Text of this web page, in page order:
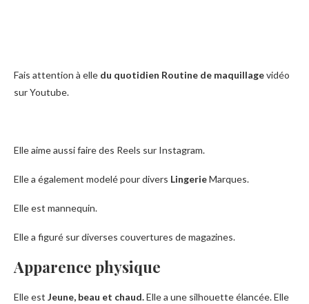
Fais attention à elle du quotidien Routine de maquillagevidéo
sur Youtube.
Elle aime aussi faire des Reels sur Instagram.
Elle a également modelé pour divers LingerieMarques.
Elle est mannequin.
Elle a figuré sur diverses couvertures de magazines.
Apparence physique
Elle est Jeune, beau et chaud.Elle a une silhouette élancée. Elle